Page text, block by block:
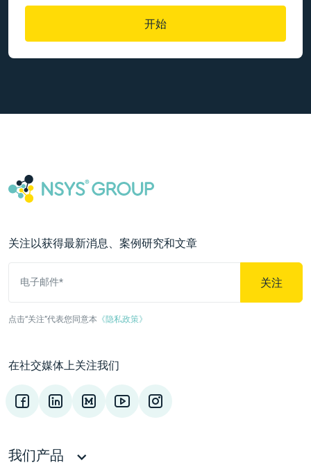
开始
关注以获得最新消息、案例研究和文章
电子邮件* 关注
点击“关注”代表您同意本 《隐私政策》
在社交媒体上关注我们
我们产品